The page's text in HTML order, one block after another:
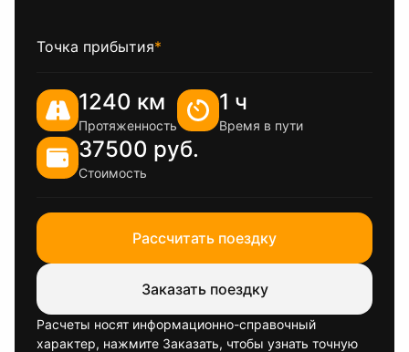
Точка прибытия*
1240 км
Протяженность
1 ч
Время в пути
37500 руб.
Стоимость
Рассчитать поездку
Заказать поездку
Расчеты носят информационно-справочный
характер, нажмите Заказать, чтобы узнать точную